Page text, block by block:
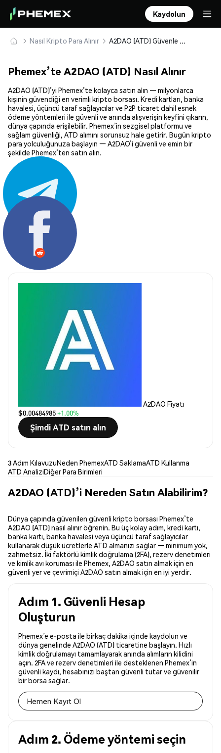
Kaydolun
Nasıl Kripto Para Alınır A2DAO (ATD) Güvenle Satın Alın ve Saklayın
Phemex’te A2DAO (ATD) Nasıl Alınır
A2DAO (ATD)’yi Phemex’te kolayca satın alın — milyonlarca
kişinin güvendiği en verimli kripto borsası. Kredi kartları, banka
havalesi, üçüncü taraf sağlayıcılar ve P2P ticaret dahil esnek
ödeme yöntemleri ile güvenli ve anında alışverişin keyfini çıkarın,
dünya çapında erişilebilir. Phemex’in sezgisel platformu ve
sağlam güvenliği, ATD alımını sorunsuz hale getirir. Bugün kripto
para yolculuğunuza başlayın — A2DAO’i güvenli ve emin bir
şekilde Phemex’ten satın alın.
Paylaş:
A2DAO Fiyatı
$0.00484985+1.00%
Şimdi ATD satın alın
3 Adım KılavuzuNeden PhemexATD SaklamaATD Kullanma
ATD AnaliziDiğer Para Birimleri
A2DAO (ATD)’i Nereden Satın Alabilirim?
Dünya çapında güvenilen güvenli kripto borsası Phemex’te
A2DAO (ATD) nasıl alınır öğrenin. Bu üç kolay adım, kredi kartı,
banka kartı, banka havalesi veya üçüncü taraf sağlayıcılar
kullanarak düşük ücretlerle ATD almanızı sağlar — minimum yok,
zahmetsiz. İki faktörlü kimlik doğrulama (2FA), rezerv denetimleri
ve kimlik avı koruması ile Phemex, A2DAO satın almak için en
güvenli yer ve çevrimiçi A2DAO satın almak için en iyi yerdir.
Adım 1. Güvenli Hesap
Oluşturun
Phemex’e e-posta ile birkaç dakika içinde kaydolun ve
dünya genelinde A2DAO (ATD) ticaretine başlayın. Hızlı
kimlik doğrulamayı tamamlayarak anında alımların kilidini
açın. 2FA ve rezerv denetimleri ile desteklenen Phemex’in
güvenli kaydı, hesabınızı baştan güvenli tutar ve güvenilir
bir borsa sağlar.
Hemen Kayıt Ol
Adım 2. Ödeme yöntemi seçin